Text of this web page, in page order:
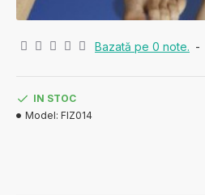
Bazată pe 0 note. -
IN STOC
Model: FIZ014